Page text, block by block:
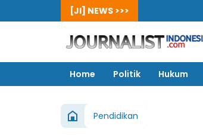
[JI] NEWS >>>
Home
Politik Hukum
Pendidikan